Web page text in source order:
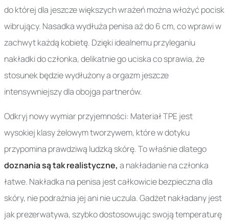
do której dla jeszcze większych wrażeń można włożyć pocisk
wibrujący. Nasadka wydłuża penisa aż do 6 cm, co wprawi w
zachwyt każdą kobietę. Dzięki idealnemu przyleganiu
nakładki do członka, delikatnie go uciska co sprawia, że
stosunek będzie wydłużony a orgazm jeszcze
intensywniejszy dla obojga partnerów.
Odkryj nowy wymiar przyjemności: Materiał TPE jest
wysokiej klasy żelowym tworzywem, które w dotyku
przypomina prawdziwą ludzką skórę. To właśnie dlatego
doznania są tak realistyczne, a nakładanie na członka
łatwe. Nakładka na penisa jest całkowicie bezpieczna dla
skóry, nie podrażnia jej ani nie uczula. Gadżet nakładany jest
jak prezerwatywa, szybko dostosowując swoją temperaturę